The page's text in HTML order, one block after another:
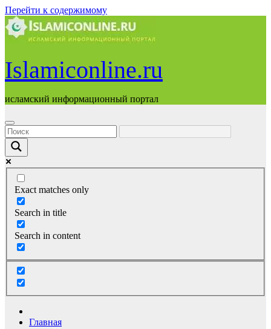
Перейти к содержимому
Islamiconline.ru
исламский информационный портал
Exact matches only
Search in title
Search in content
Главная